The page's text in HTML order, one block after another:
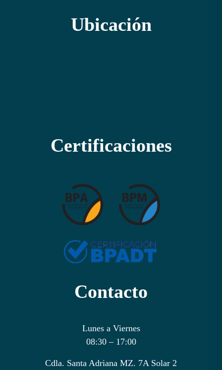
Ubicación
Certificaciones
Contacto
Lunes a Viernes
08:30 – 17:00
Cdla. Santa Adriana MZ. 7A Solar 2